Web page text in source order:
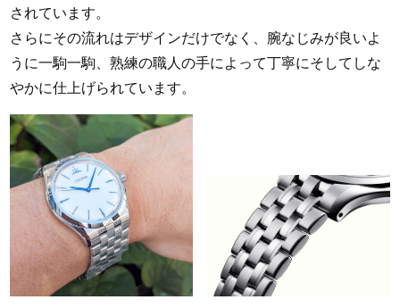
されています。
さらにその流れはデザインだけでなく、腕なじみが良いよ
うに一駒一駒、熟練の職人の手によって丁寧にそしてしな
やかに仕上げられています。